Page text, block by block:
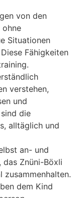
von den
ohne
Situationen
Fähigkeiten
verstehen,
und
die
alltäglich und
an- und
das Znüni-Böxli
zusammenhalten.
dem Kind